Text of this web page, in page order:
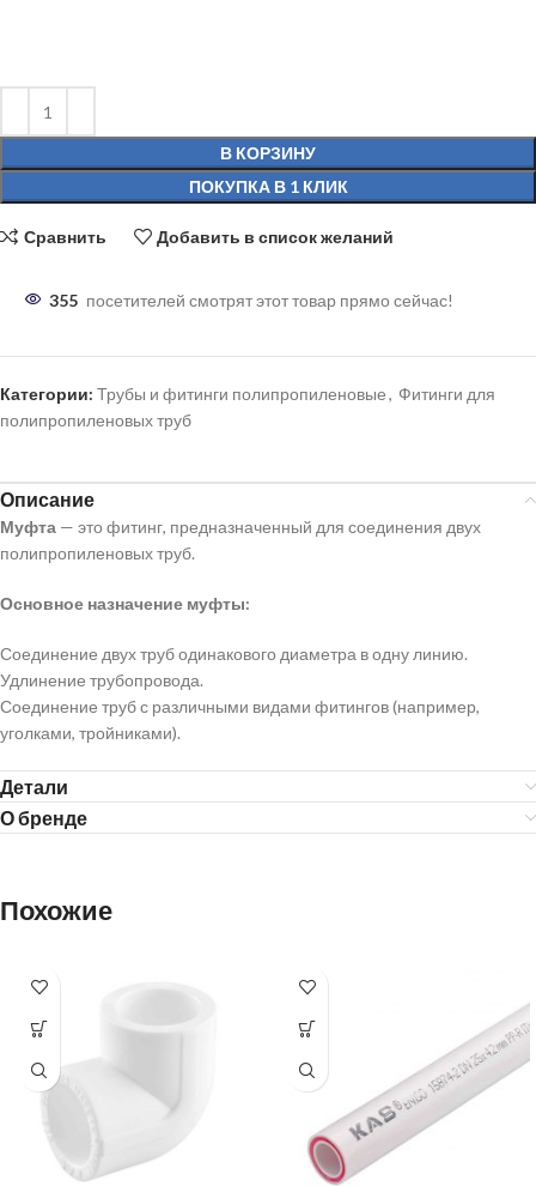
В КОРЗИНУ
ПОКУПКА В 1 КЛИК
Сравнить Добавить в список желаний
355 посетителей смотрят этот товар прямо сейчас!
Категории: Трубы и фитинги полипропиленовые, Фитинги для
полипропиленовых труб
Описание
Муфта — это фитинг, предназначенный для соединения двух
полипропиленовых труб.
Основное назначение муфты:
Соединение двух труб одинакового диаметра в одну линию.
Удлинение трубопровода.
Соединение труб с различными видами фитингов (например,
уголками, тройниками).
Детали
О бренде
Похожие